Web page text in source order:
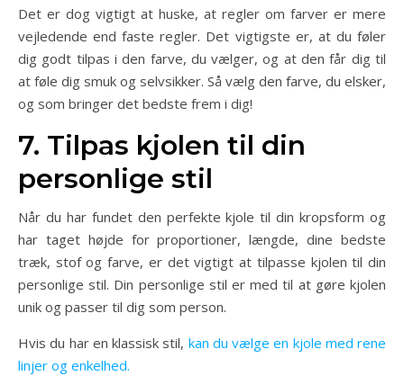
Det er dog vigtigt at huske, at regler om farver er mere
vejledende end faste regler. Det vigtigste er, at du føler
dig godt tilpas i den farve, du vælger, og at den får dig til
at føle dig smuk og selvsikker. Så vælg den farve, du elsker,
og som bringer det bedste frem i dig!
7. Tilpas kjolen til din
personlige stil
Når du har fundet den perfekte kjole til din kropsform og
har taget højde for proportioner, længde, dine bedste
træk, stof og farve, er det vigtigt at tilpasse kjolen til din
personlige stil. Din personlige stil er med til at gøre kjolen
unik og passer til dig som person.
Hvis du har en klassisk stil, kan du vælge en kjole med rene
linjer og enkelhed.